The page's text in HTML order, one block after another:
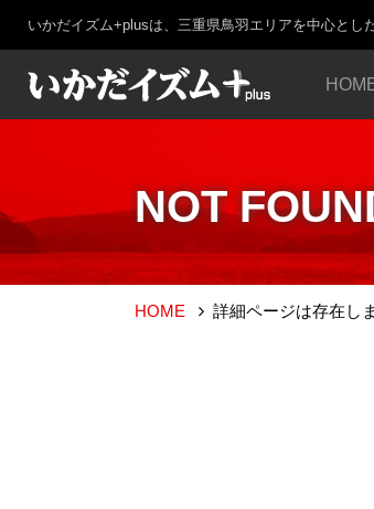
いかだイズム+plusは、三重県鳥羽エリアを中心と
NOT
HOME 詳細ページは存在し